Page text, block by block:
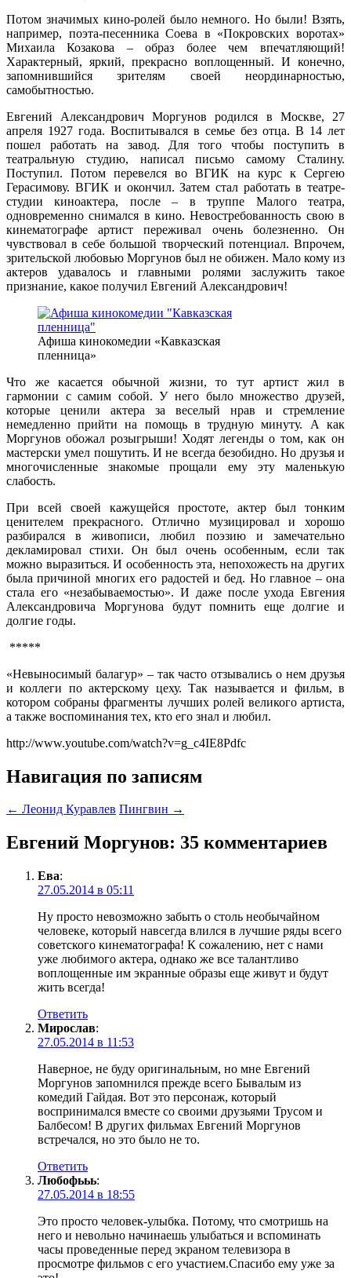
Потом значимых кино-ролей было немного. Но были! Взять,
например, поэта-песенника Соева в «Покровских воротах»
Михаила Козакова – образ более чем впечатляющий!
Характерный, яркий, прекрасно воплощенный. И конечно,
запомнившийся зрителям своей неординарностью,
самобытностью.
Евгений Александрович Моргунов родился в Москве, 27
апреля 1927 года. Воспитывался в семье без отца. В 14 лет
пошел работать на завод. Для того чтобы поступить в
театральную студию, написал письмо самому Сталину.
Поступил. Потом перевелся во ВГИК на курс к Сергею
Герасимову. ВГИК и окончил. Затем стал работать в театре-
студии киноактера, после – в труппе Малого театра,
одновременно снимался в кино. Невостребованность свою в
кинематографе артист переживал очень болезненно. Он
чувствовал в себе большой творческий потенциал. Впрочем,
зрительской любовью Моргунов был не обижен. Мало кому из
актеров удавалось и главными ролями заслужить такое
признание, какое получил Евгений Александрович!
Афиша кинокомедии «Кавказская
пленница»
Что же касается обычной жизни, то тут артист жил в
гармонии с самим собой. У него было множество друзей,
которые ценили актера за веселый нрав и стремление
немедленно прийти на помощь в трудную минуту. А как
Моргунов обожал розыгрыши! Ходят легенды о том, как он
мастерски умел пошутить. И не всегда безобидно. Но друзья и
многочисленные знакомые прощали ему эту маленькую
слабость.
При всей своей кажущейся простоте, актер был тонким
ценителем прекрасного. Отлично музицировал и хорошо
разбирался в живописи, любил поэзию и замечательно
декламировал стихи. Он был очень особенным, если так
можно выразиться. И особенность эта, непохожесть на других
была причиной многих его радостей и бед. Но главное – она
стала его «незабываемостью». И даже после ухода Евгения
Александровича Моргунова будут помнить еще долгие и
долгие годы.
*****
«Невыносимый балагур» – так часто отзывались о нем друзья
и коллеги по актерскому цеху. Так называется и фильм, в
котором собраны фрагменты лучших ролей великого артиста,
а также воспоминания тех, кто его знал и любил.
http://www.youtube.com/watch?v=g_c4IE8Pdfc
Навигация по записям
← Леонид Куравлев Пингвин →
Евгений Моргунов: 35 комментариев
Ева:
27.05.2014 в 05:11
Ну просто невозможно забыть о столь необычайном
человеке, который навсегда влился в лучшие ряды всего
советского кинематографа! К сожалению, нет с нами
уже любимого актера, однако же все талантливо
воплощенные им экранные образы еще живут и будут
жить всегда!
Ответить
Мирослав:
27.05.2014 в 11:53
Наверное, не буду оригинальным, но мне Евгений
Моргунов запомнился прежде всего Бывалым из
комедий Гайдая. Вот это персонаж, который
воспринимался вместе со своими друзьями Трусом и
Балбесом! В других фильмах Евгений Моргунов
встречался, но это было не то.
Ответить
Любофььь:
27.05.2014 в 18:55
Это просто человек-улыбка. Потому, что смотришь на
него и невольно начинаешь улыбаться и вспоминать
часы проведенные перед экраном телевизора в
просмотре фильмов с его участием.Спасибо ему уже за